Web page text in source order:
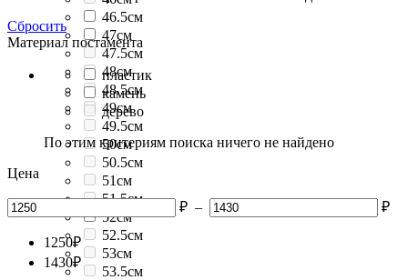
46.5см
47см
47.5см
48см
48.5см
49см
49.5см
50см
50.5см
51см
51.5см
52см
52.5см
53см
53.5см
Сбросить
Материал постамента
пластик
камень
дерево
По этим критериям поиска ничего не найдено
Цена
₽ – ₽
1250₽
1430₽